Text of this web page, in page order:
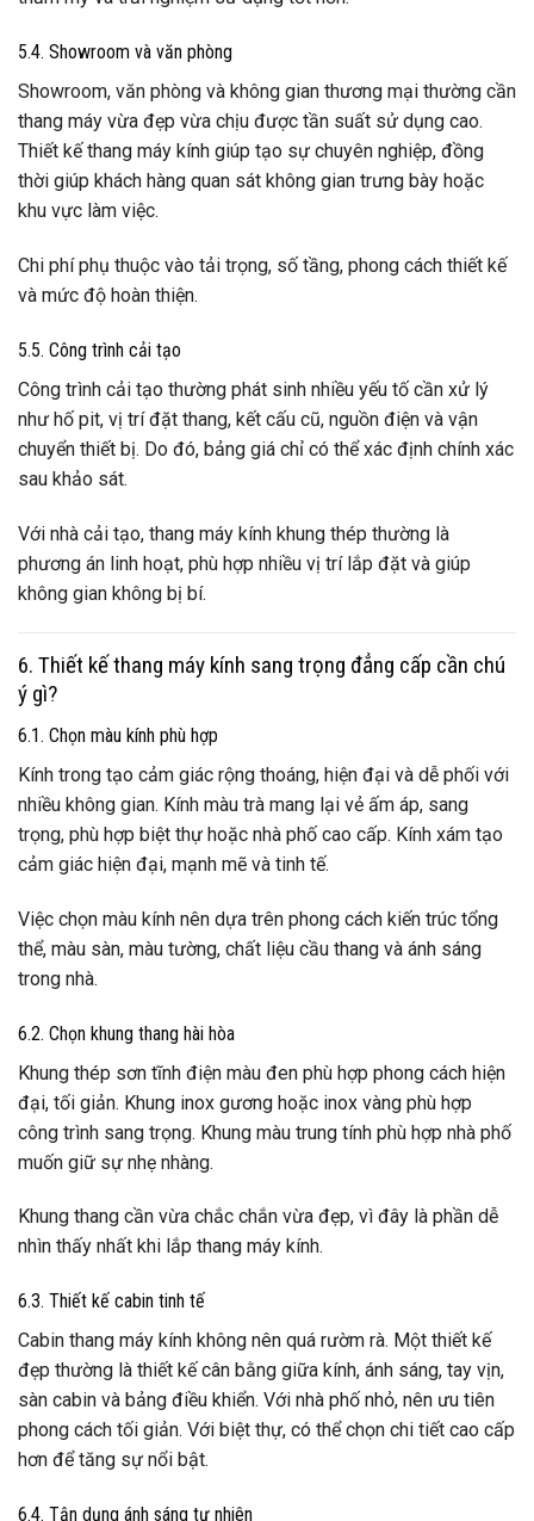
5.4. Showroom và văn phòng
Showroom, văn phòng và không gian thương mại thường cần
thang máy vừa đẹp vừa chịu được tần suất sử dụng cao.
Thiết kế thang máy kính giúp tạo sự chuyên nghiệp, đồng
thời giúp khách hàng quan sát không gian trưng bày hoặc
khu vực làm việc.
Chi phí phụ thuộc vào tải trọng, số tầng, phong cách thiết kế
và mức độ hoàn thiện.
5.5. Công trình cải tạo
Công trình cải tạo thường phát sinh nhiều yếu tố cần xử lý
như hố pit, vị trí đặt thang, kết cấu cũ, nguồn điện và vận
chuyển thiết bị. Do đó, bảng giá chỉ có thể xác định chính xác
sau khảo sát.
Với nhà cải tạo, thang máy kính khung thép thường là
phương án linh hoạt, phù hợp nhiều vị trí lắp đặt và giúp
không gian không bị bí.
6. Thiết kế thang máy kính sang trọng đẳng cấp cần chú
ý gì?
6.1. Chọn màu kính phù hợp
Kính trong tạo cảm giác rộng thoáng, hiện đại và dễ phối với
nhiều không gian. Kính màu trà mang lại vẻ ấm áp, sang
trọng, phù hợp biệt thự hoặc nhà phố cao cấp. Kính xám tạo
cảm giác hiện đại, mạnh mẽ và tinh tế.
Việc chọn màu kính nên dựa trên phong cách kiến trúc tổng
thể, màu sàn, màu tường, chất liệu cầu thang và ánh sáng
trong nhà.
6.2. Chọn khung thang hài hòa
Khung thép sơn tĩnh điện màu đen phù hợp phong cách hiện
đại, tối giản. Khung inox gương hoặc inox vàng phù hợp
công trình sang trọng. Khung màu trung tính phù hợp nhà phố
muốn giữ sự nhẹ nhàng.
Khung thang cần vừa chắc chắn vừa đẹp, vì đây là phần dễ
nhìn thấy nhất khi lắp thang máy kính.
6.3. Thiết kế cabin tinh tế
Cabin thang máy kính không nên quá rườm rà. Một thiết kế
đẹp thường là thiết kế cân bằng giữa kính, ánh sáng, tay vịn,
sàn cabin và bảng điều khiển. Với nhà phố nhỏ, nên ưu tiên
phong cách tối giản. Với biệt thự, có thể chọn chi tiết cao cấp
hơn để tăng sự nổi bật.
6.4. Tận dụng ánh sáng tự nhiên